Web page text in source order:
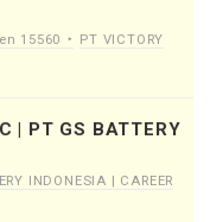
15560
PT VICTORY
| PT GS BATTERY
INDONESIA | CAREER